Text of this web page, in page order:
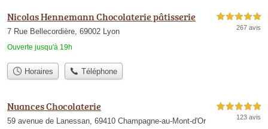
Nicolas Hennemann Chocolaterie pâtisserie
7 Rue Bellecordière, 69002 Lyon
Ouverte jusqu'à 19h
5,0 étoiles sur 5
267 avis
Horaires Téléphone
Nuances Chocolaterie
59 avenue de Lanessan, 69410 Champagne-au-Mont-d'Or
5,0 étoiles sur 5
123 avis